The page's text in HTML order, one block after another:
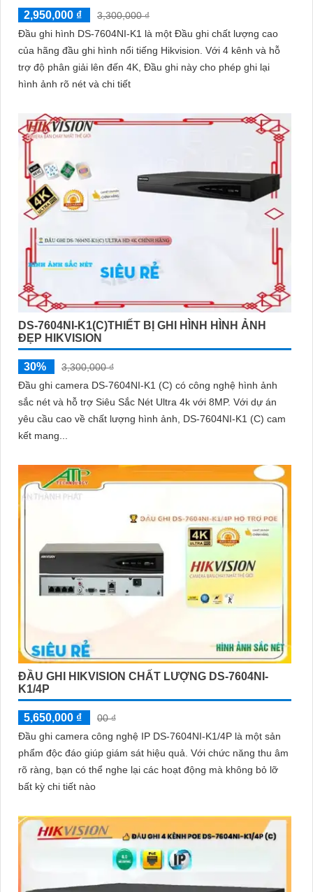
2,950,000 ₫
3,300,000 ₫
Đầu ghi hình DS-7604NI-K1 là một Đầu ghi chất lượng cao
của hãng đầu ghi hình nổi tiếng Hikvision. Với 4 kênh và hỗ
trợ độ phân giải lên đến 4K, Đầu ghi này cho phép ghi lại
hình ảnh rõ nét và chi tiết
DS-7604NI-K1(C)THIẾT BỊ GHI HÌNH HÌNH ẢNH
ĐẸP HIKVISION
30%
3,300,000 ₫
Đầu ghi camera DS-7604NI-K1 (C) có công nghệ hình ảnh
sắc nét và hỗ trợ Siêu Sắc Nét Ultra 4k với 8MP. Với dự án
yêu cầu cao về chất lượng hình ảnh, DS-7604NI-K1 (C) cam
kết mang...
ĐẦU GHI HIKVISION CHẤT LƯỢNG DS-7604NI-
K1/4P
5,650,000 ₫
00 ₫
Đầu ghi camera công nghệ IP DS-7604NI-K1/4P là một sản
phẩm độc đáo giúp giám sát hiệu quả. Với chức năng thu âm
rõ ràng, bạn có thể nghe lại các hoạt động mà không bỏ lỡ
bất kỳ chi tiết nào